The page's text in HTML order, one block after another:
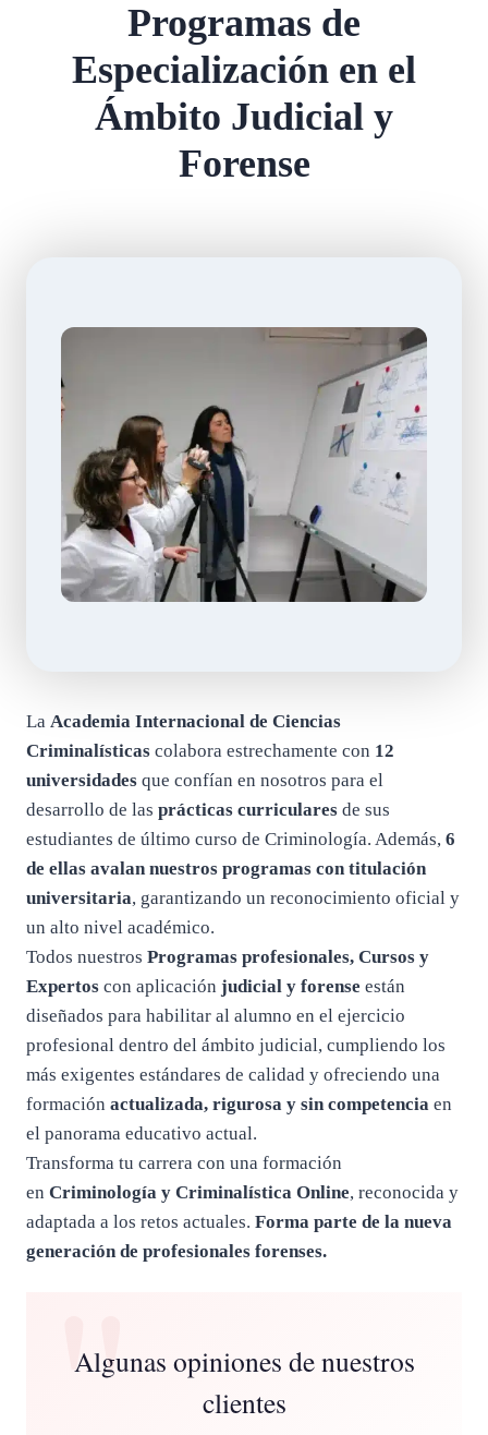
Programas de
Especialización en el
Ámbito Judicial y
Forense
La Academia Internacional de Ciencias
Criminalísticas colabora estrechamente con 12
universidades que confían en nosotros para el
desarrollo de las prácticas curriculares de sus
estudiantes de último curso de Criminología. Además, 6
de ellas avalan nuestros programas con titulación
universitaria, garantizando un reconocimiento oficial y
un alto nivel académico.
Todos nuestros Programas profesionales, Cursos y
Expertos con aplicación judicial y forense están
diseñados para habilitar al alumno en el ejercicio
profesional dentro del ámbito judicial, cumpliendo los
más exigentes estándares de calidad y ofreciendo una
formación actualizada, rigurosa y sin competencia en
el panorama educativo actual.
Transforma tu carrera con una formación
en Criminología y Criminalística Online, reconocida y
adaptada a los retos actuales. Forma parte de la nueva
generación de profesionales forenses.
Algunas opiniones de nuestros
clientes